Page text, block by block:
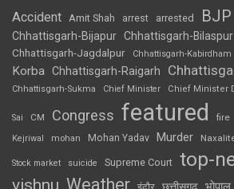
Accident Amit Shah arrest arrested BJP
Chhattisgarh-Bijapur Chhattisgarh-Bilaspur
Chhattisgarh-Jagdalpur Chhattisgarh-Kabirdham
Korba Chhattisgarh-Raigarh
Chhattisgarh-Sukma Chief Minister Chief Minister
Sai CM Congress featured fire
Kejriwal mohan Mohan Yadav Murder
Stock market suicide Supreme Court top-
Weather